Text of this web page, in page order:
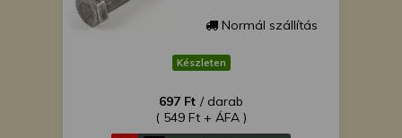
Normál szállítás
Készleten
697 Ft / darab
( 549 Ft + ÁFA )